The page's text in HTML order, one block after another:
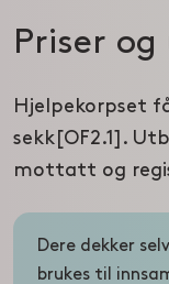
Priser
Hjelpekorpset
sekk[OF2.1].
mottatt og
Dere dekker
brukes til